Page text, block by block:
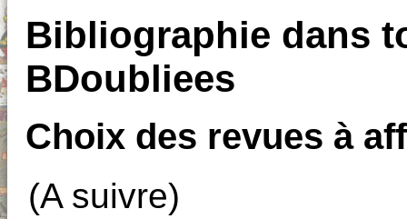
Bibliographie dans
BDoubliees
Choix des revues à
(A suivre)